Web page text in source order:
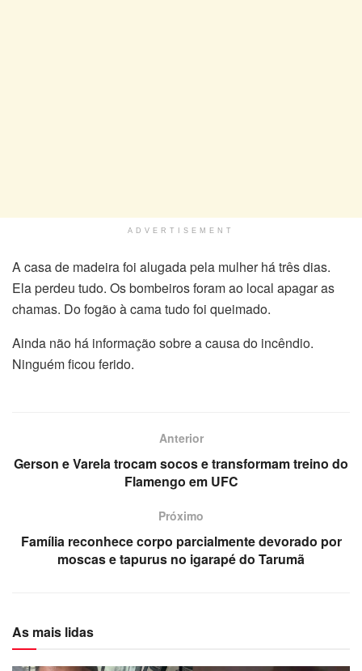
ADVERTISEMENT
A casa de madeira foi alugada pela mulher há três dias.
Ela perdeu tudo. Os bombeiros foram ao local apagar as
chamas. Do fogão à cama tudo foi queimado.
Ainda não há informação sobre a causa do incêndio.
Ninguém ficou ferido.
Anterior
Gerson e Varela trocam socos e transformam treino do
Flamengo em UFC
Próximo
Família reconhece corpo parcialmente devorado por
moscas e tapurus no igarapé do Tarumã
As mais lidas